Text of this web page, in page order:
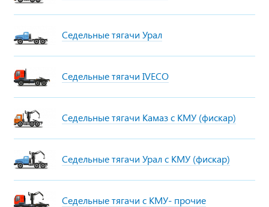
Седельные тягачи Урал
Седельные тягачи IVECO
Седельные тягачи Камаз с КМУ (фискар)
Седельные тягачи Урал с КМУ (фискар)
Седельные тягачи с КМУ- прочие